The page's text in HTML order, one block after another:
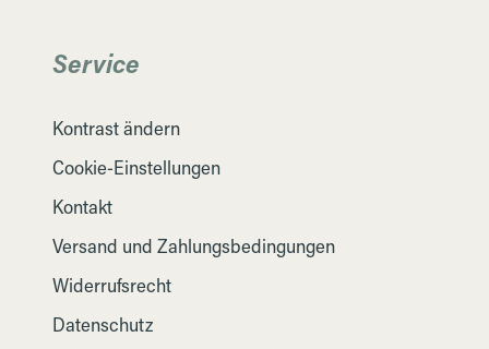
Service
Kontrast ändern
Cookie-Einstellungen
Kontakt
Versand und Zahlungsbedingungen
Widerrufsrecht
Datenschutz